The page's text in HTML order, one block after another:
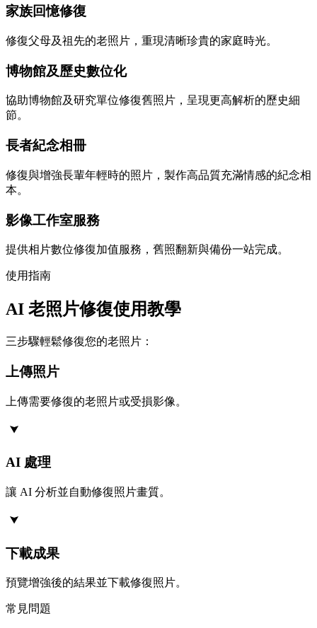
家族回憶修復
修復父母及祖先的老照片，重現清晰珍貴的家庭時光。
博物館及歷史數位化
協助博物館及研究單位修復舊照片，呈現更高解析的歷史細
節。
長者紀念相冊
修復與增強長輩年輕時的照片，製作高品質充滿情感的紀念相
本。
影像工作室服務
提供相片數位修復加值服務，舊照翻新與備份一站完成。
使用指南
AI 老照片修復使用教學
三步驟輕鬆修復您的老照片：
上傳照片
上傳需要修復的老照片或受損影像。
AI 處理
讓 AI 分析並自動修復照片畫質。
下載成果
預覽增強後的結果並下載修復照片。
常見問題